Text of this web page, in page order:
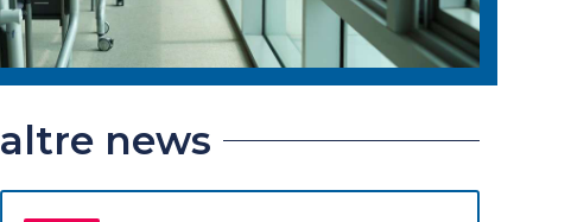
altre news